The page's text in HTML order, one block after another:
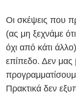
Οι σκέψεις που
(ας μη ξεχνάμε
όχι από κάτι
επίπεδο. Δεν
Πρακτικά δεν